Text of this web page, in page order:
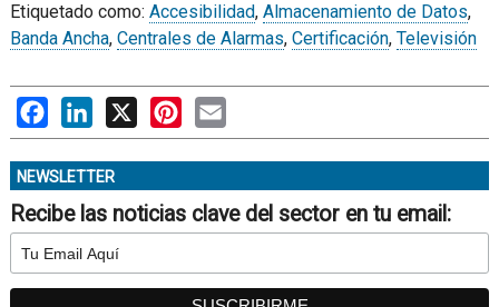
Etiquetado como: Accesibilidad, Almacenamiento de Datos,
Banda Ancha, Centrales de Alarmas, Certificación, Televisión
FacebookLinkedIn
X PinterestEmail
NEWSLETTER
Recibe las noticias clave del sector en tu email: